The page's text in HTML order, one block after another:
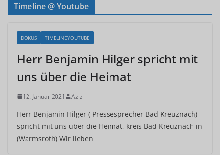
Timeline @ Youtube
DOKUS TIMELINEYOUTUBE
Herr Benjamin Hilger spricht mit
uns über die Heimat
12. Januar 2021 Aziz
Herr Benjamin Hilger ( Pressesprecher Bad Kreuznach)
spricht mit uns über die Heimat, kreis Bad Kreuznach in
(Warmsroth) Wir lieben